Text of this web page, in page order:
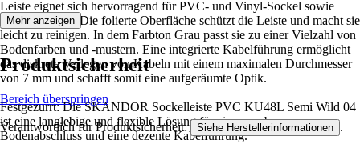
Leiste eignet sich hervorragend für PVC- und Vinyl-Sockel sowie
Laminatböden. Die folierte Oberfläche schützt die Leiste und macht sie
leicht zu reinigen. In dem Farbton Grau passt sie zu einer Vielzahl von
Bodenfarben und -mustern. Eine integrierte Kabelführung ermöglicht
das diskrete Verlegen von Kabeln mit einem maximalen Durchmesser
von 7 mm und schafft somit eine aufgeräumte Optik.
Festgezurrt: Die SKANDOR Sockelleiste PVC KU48L Semi Wild 04
ist eine langlebige und flexible Lösung für einen sauberen
Bodenabschluss und eine dezente Kabelführung.
Mehr anzeigen
Produktsicherheit
Bereich überspringen
Verantwortlich für Produktsicherheit: Siehe Herstellerinformationen .